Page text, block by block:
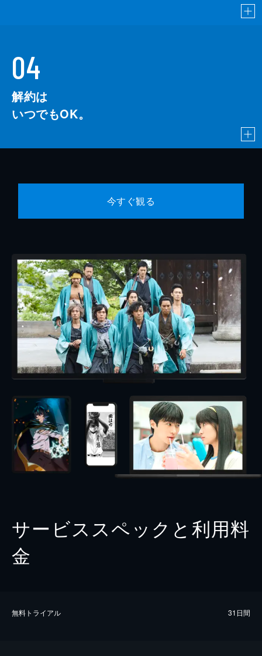
04
解約は
いつでもOK。
今すぐ観る
サービススペックと利用料
金
無料トライアル 31日間